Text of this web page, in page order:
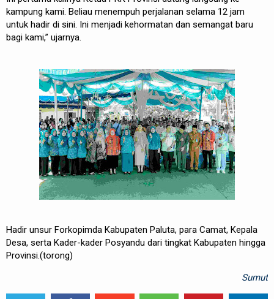
kampung kami. Beliau menempuh perjalanan selama 12 jam
untuk hadir di sini. Ini menjadi kehormatan dan semangat baru
bagi kami,” ujarnya.
Hadir unsur Forkopimda Kabupaten Paluta, para Camat, Kepala
Desa, serta Kader-kader Posyandu dari tingkat Kabupaten hingga
Provinsi.(torong)
Sumut